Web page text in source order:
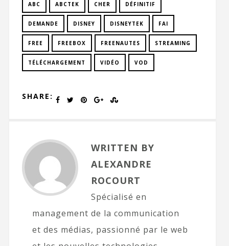
ABC ABCTEK CHER DÉFINITIF
DEMANDE DISNEY DISNEYTEK FAI
FREE FREEBOX FREENAUTES STREAMING
TÉLÉCHARGEMENT VIDÉO VOD
SHARE:
WRITTEN BY
ALEXANDRE
ROCOURT
Spécialisé en
management de la communication
et des médias, passionné par le web